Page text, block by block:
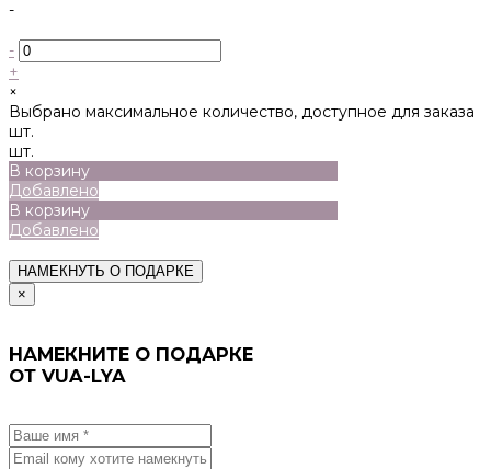
-
-
+
×
Выбрано максимальное количество, доступное для заказа
шт.
шт.
В корзину
Добавлено
В корзину
Добавлено
НАМЕКНУТЬ О ПОДАРКЕ
×
НАМЕКНИТЕ О ПОДАРКЕ
ОТ VUA-LYA